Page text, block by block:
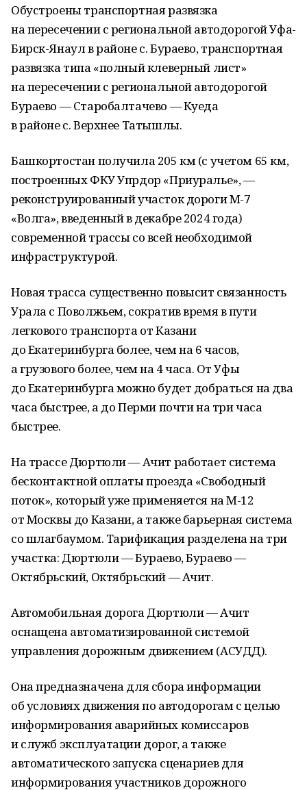
Обустроены транспортная развязка
на пересечении с региональной автодорогой Уфа-
Бирск-Янаул в районе с. Бураево, транспортная
развязка типа «полный клеверный лист»
на пересечении с региональной автодорогой
Бураево — Старобалтачево — Куеда
в районе с. Верхнее Татышлы.
Башкортостан получила 205 км (с учетом 65 км,
построенных ФКУ Упрдор «Приуралье», —
реконструированный участок дороги М-7
«Волга», введенный в декабре 2024 года)
современной трассы со всей необходимой
инфраструктурой.
Новая трасса существенно повысит связанность
Урала с Поволжьем, сократив время в пути
легкового транспорта от Казани
до Екатеринбурга более, чем на 6 часов,
а грузового более, чем на 4 часа. От Уфы
до Екатеринбурга можно будет добраться на два
часа быстрее, а до Перми почти на три часа
быстрее.
На трассе Дюртюли — Ачит работает система
бесконтактной оплаты проезда «Свободный
поток», который уже применяется на М-12
от Москвы до Казани, а также барьерная система
со шлагбаумом. Тарификация разделена на три
участка: Дюртюли — Бураево, Бураево —
Октябрьский, Октябрьский — Ачит.
Автомобильная дорога Дюртюли — Ачит
оснащена автоматизированной системой
управления дорожным движением (АСУДД).
Она предназначена для сбора информации
об условиях движения по автодорогам с целью
информирования аварийных комиссаров
и служб эксплуатации дорог, а также
автоматического запуска сценариев для
информирования участников дорожного